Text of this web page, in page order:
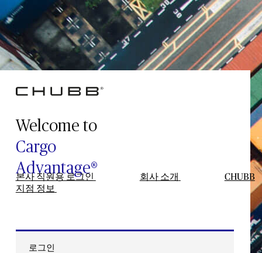
본사 직원용 로그인 회사 소개
CHUBB
지점 정보
Welcome to
Cargo
Advantage®
로그인